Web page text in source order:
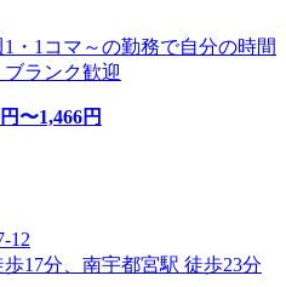
・1コマ～の勤務で自分の時間
ランク歓迎
円〜1,466円
12
17分、南宇都宮駅 徒歩23分